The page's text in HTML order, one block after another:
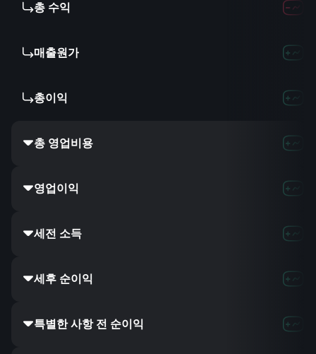
총 수익
매출원가
총이익
총 영업비용
영업이익
세전 소득
세후 순이익
특별한 사항 전 순이익